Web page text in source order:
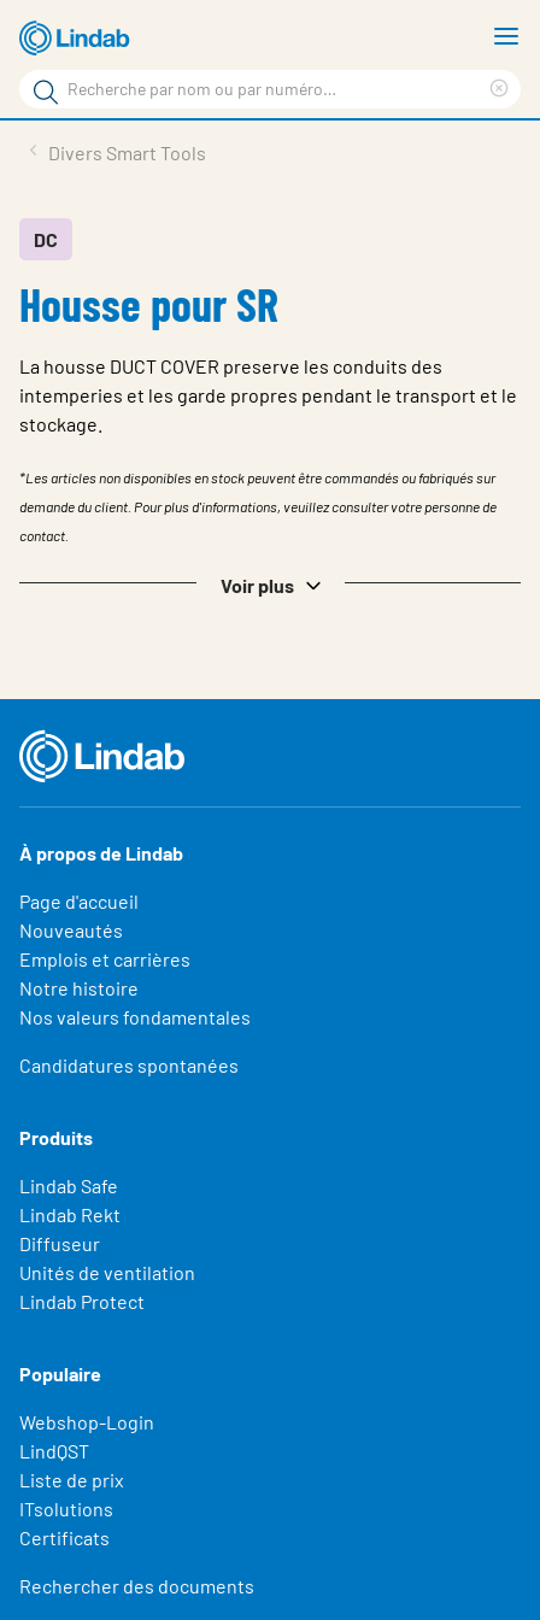
Aller
au
contenu
principal
Rechercher
Rechercher
sur
site
En vedette
À propos de Lindab
Downloads
Identification
Choisir la langue
Switzerland - French
Divers Smart Tools
DC
Housse pour SR
La housse DUCT COVER preserve les conduits des
intemperies et les garde propres pendant le transport et le
stockage.
*Les articles non disponibles en stock peuvent être commandés ou fabriqués sur
demande du client. Pour plus d'informations, veuillez consulter votre personne de
contact.
Voir plus
À propos de Lindab
Page d'accueil
Nouveautés
Emplois et carrières
Notre histoire
Nos valeurs fondamentales
Candidatures spontanées
Produits
Lindab Safe
Lindab Rekt
Diffuseur
Unités de ventilation
Lindab Protect
Populaire
Webshop-Login
LindQST
Liste de prix
ITsolutions
Certificats
Rechercher des documents